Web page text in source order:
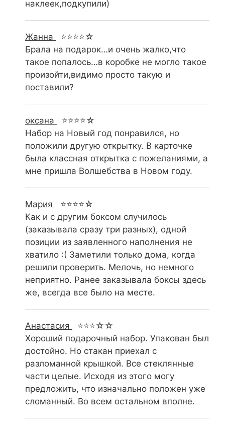
наклеек,подкупили)
Жанна
⭐⭐⭐⭐☆
Брала на подарок…и очень жалко,что
такое попалось…в коробке не могло такое
произойти,видимо просто такую и
поставили?
оксана
⭐⭐⭐⭐☆
Набор на Новый год понравился, но
положили другую открытку. В карточке
была классная открытка с пожеланиями, а
мне пришла Волшебства в Новом году.
Мария
⭐⭐⭐⭐☆
Как и с другим боксом случилось
(заказывала сразу три разных), одной
позиции из заявленного наполнения не
хватило :( Заметили только дома, когда
решили проверить. Мелочь, но немного
неприятно. Ранее заказывала боксы здесь
же, всегда все было на месте.
Анастасия
⭐⭐⭐☆☆
Хороший подарочный набор. Упакован был
достойно. Но стакан приехал с
разломанной крышкой. Все стеклянные
части целые. Исходя из этого могу
предложить, что изначально положен уже
сломанный. Во всем остальном вполне.